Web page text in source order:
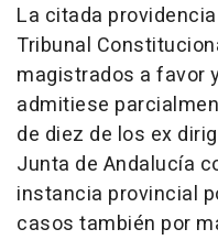
La citada
Tribunal
magistrados a favor
admitiese
de diez de los ex
Junta de Andalucía
instancia provincial
casos también por